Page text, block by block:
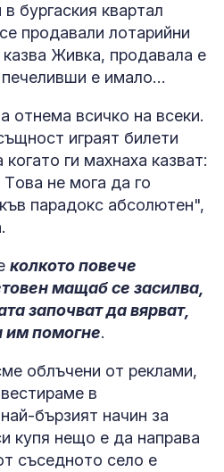
бургаския квартал
продавали лотарийни
Живка, продавала е
е имало…
отнема всичко на всеки.
играят билети
ги махнаха казват:
не мога да го
парадокс абсолютен",
колкото повече
мащаб се засилва,
започват да вярват,
им помогне.
облъчени от реклами,
в
бързият начин за
купя нещо е да направа
съседното село е